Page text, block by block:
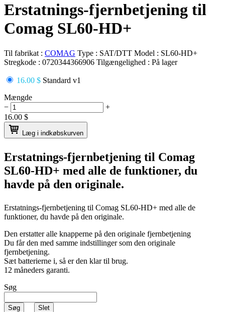
Erstatnings-fjernbetjening til
Comag SL60-HD+
Til fabrikat : COMAG Type : SAT/DTT Model : SL60-HD+
Stregkode : 0720344366906 Tilgængelighed : På lager
16.00 $ Standard v1
Mængde
−
+
16.00 $
Læg i indkøbskurven
Erstatnings-fjernbetjening til Comag
SL60-HD+ med alle de funktioner, du
havde på den originale.
Erstatnings-fjernbetjening til Comag SL60-HD+ med alle de
funktioner, du havde på den originale.
Den erstatter alle knapperne på den originale fjernbetjening
Du får den med samme indstillinger som den originale
fjernbetjening.
Sæt batterierne i, så er den klar til brug.
12 måneders garanti.
Søg